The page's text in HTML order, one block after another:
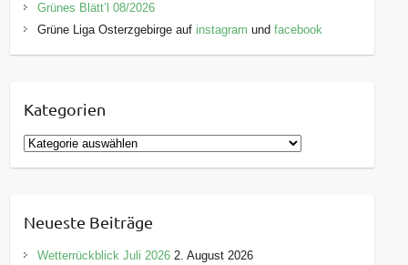
Grünes Blätt’l 08/2026
Grüne Liga Osterzgebirge auf instagram undfacebook
Kategorien
K
a
g
o
Neueste Beiträge
Wetterrückblick Juli 2026 2. August 2026